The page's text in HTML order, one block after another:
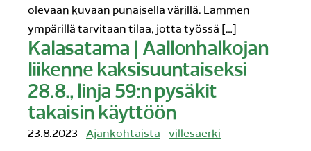
olevaan kuvaan punaisella värillä. Lammen
ympärillä tarvitaan tilaa, jotta työssä […]
Kalasatama | Aallonhalkojan
liikenne kaksisuuntaiseksi
28.8., linja 59:n pysäkit
takaisin käyttöön
23.8.2023 -Ajankohtaista -villesaerki